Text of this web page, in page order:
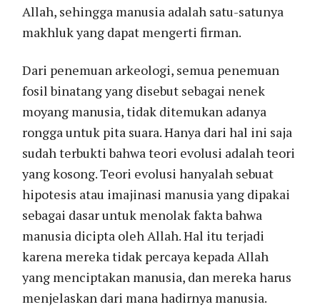
Allah, sehingga manusia adalah satu-satunya
makhluk yang dapat mengerti firman.
Dari penemuan arkeologi, semua penemuan
fosil binatang yang disebut sebagai nenek
moyang manusia, tidak ditemukan adanya
rongga untuk pita suara. Hanya dari hal ini saja
sudah terbukti bahwa teori evolusi adalah teori
yang kosong. Teori evolusi hanyalah sebuat
hipotesis atau imajinasi manusia yang dipakai
sebagai dasar untuk menolak fakta bahwa
manusia dicipta oleh Allah. Hal itu terjadi
karena mereka tidak percaya kepada Allah
yang menciptakan manusia, dan mereka harus
menjelaskan dari mana hadirnya manusia.